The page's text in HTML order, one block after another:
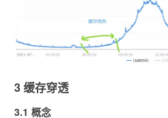
3 缓存穿透
3.1 概念